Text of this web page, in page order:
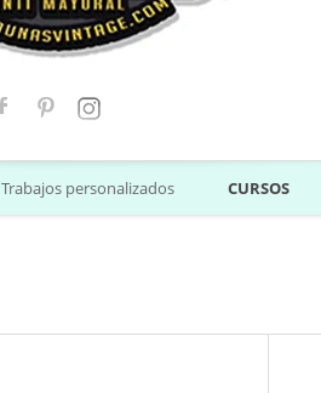
Trabajos personalizados CURSOS